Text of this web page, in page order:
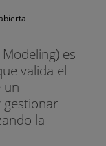
es
valida el
un
la